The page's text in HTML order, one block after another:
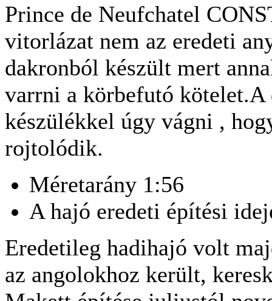
Prince de Neufchatel
vitorlázat nem az eredeti
dakronból készült mert
varrni a körbefutó kötelet.A
készülékkel úgy vágni ,
rojtolódik.
Méretarány 1:56
A hajó eredeti építési
Eredetileg hadihajó volt
az angolokhoz került,